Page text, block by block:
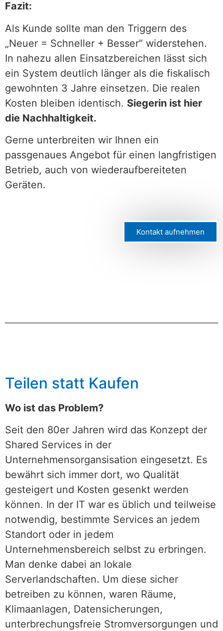
Fazit:
Als Kunde sollte man den Triggern des
„Neuer = Schneller + Besser“ widerstehen.
In nahezu allen Einsatzbereichen lässt sich
ein System deutlich länger als die fiskalisch
gewohnten 3 Jahre einsetzen. Die realen
Kosten bleiben identisch. Siegerin ist hier
die Nachhaltigkeit.
Gerne unterbreiten wir Ihnen ein
passgenaues Angebot für einen langfristigen
Betrieb, auch von wiederaufbereiteten
Geräten.
Kontakt aufnehmen
Teilen statt Kaufen
Wo ist das Problem?
Seit den 80er Jahren wird das Konzept der
Shared Services in der
Unternehmensorgansisation eingesetzt. Es
bewährt sich immer dort, wo Qualität
gesteigert und Kosten gesenkt werden
können. In der IT war es üblich und teilweise
notwendig, bestimmte Services an jedem
Standort oder in jedem
Unternehmensbereich selbst zu erbringen.
Man denke dabei an lokale
Serverlandschaften. Um diese sicher
betreiben zu können, waren Räume,
Klimaanlagen, Datensicherungen,
unterbrechungsfreie Stromversorgungen und